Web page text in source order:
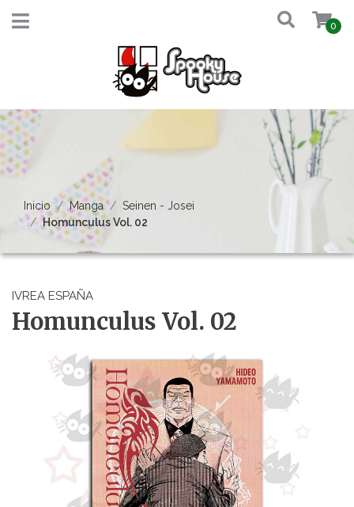
0
Inicio Manga
Seinen - Josei
Homunculus Vol. 02
IVREA ESPAÑA
Homunculus Vol. 02